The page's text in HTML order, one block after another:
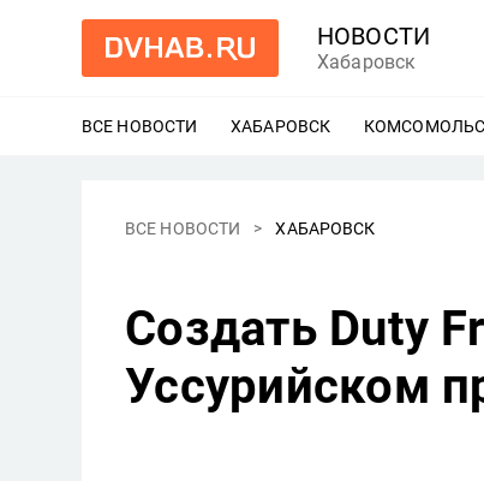
НОВОСТИ
Хабаровск
ВСЕ НОВОСТИ ХАБАРОВСК ЕЩЕ
ВСЕ НОВОСТИ ХАБАРОВСК
Создать Duty
Уссурийском